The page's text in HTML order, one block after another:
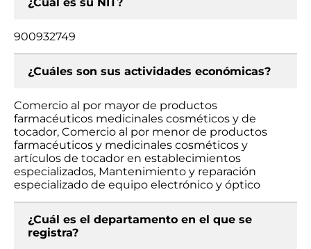
900932749
¿Cuáles son sus actividades económicas?
Comercio al por mayor de productos
farmacéuticos medicinales cosméticos y de
tocador, Comercio al por menor de productos
farmacéuticos y medicinales cosméticos y
artículos de tocador en establecimientos
especializados, Mantenimiento y reparación
especializado de equipo electrónico y óptico
¿Cuál es el departamento en el que se
registra?